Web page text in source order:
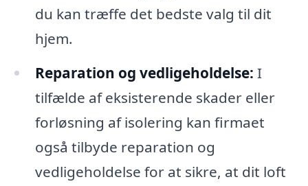
du kan træffe det bedste valg til dit
hjem.
Reparation og vedligeholdelse: I
tilfælde af eksisterende skader eller
forløsning af isolering kan firmaet
også tilbyde reparation og
vedligeholdelse for at sikre, at dit loft